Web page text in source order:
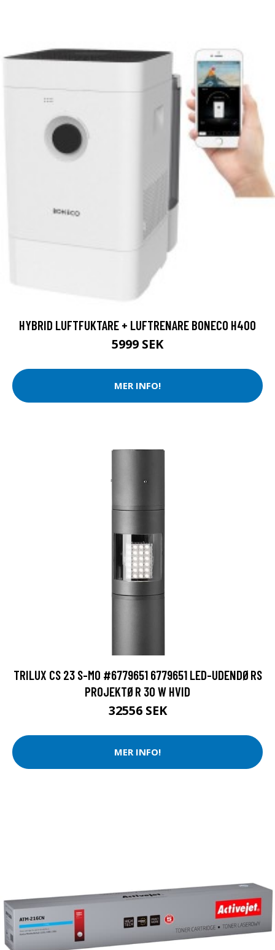
HYBRID LUFTFUKTARE + LUFTRENARE BONECO H400
5999 SEK
MER INFO!
TRILUX CS 23 S-MO #6779651 6779651 LED-UDENDØRS
PROJEKTØR 30 W HVID
32556 SEK
MER INFO!